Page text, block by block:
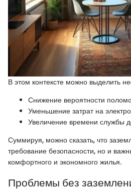
В этом контексте можно выделить
Снижение вероятности
Уменьшение затрат на
Увеличение времени службы
Суммируя, можно сказать, что
требование безопасности, но и
комфортного и экономного жилья.
Проблемы без